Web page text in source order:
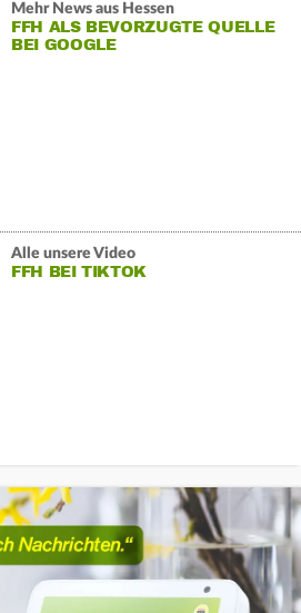
Mehr News aus Hessen
FFH ALS BEVORZUGTE QUELLE
BEI GOOGLE
Alle unsere Video
FFH BEI TIKTOK